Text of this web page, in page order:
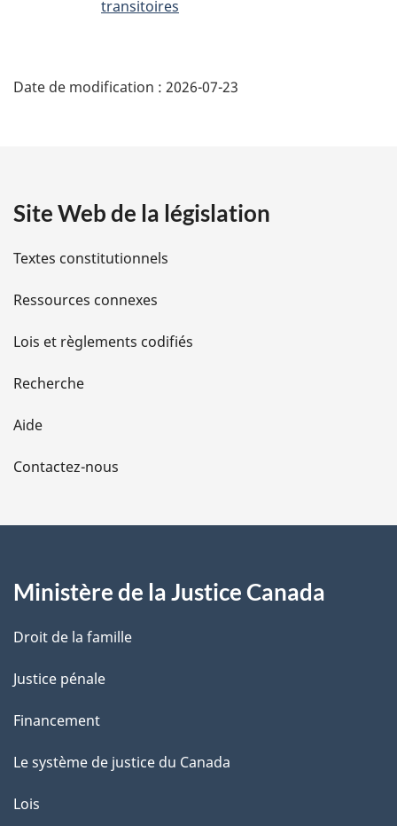
transitoires
é
i
l
s
d
e
l
a
e
Date de modification : 2026-07-23
Site Web de la législation
Textes constitutionnels
Ressources connexes
Lois et règlements codifiés
Recherche
Aide
Contactez-nous
Ministère de la Justice Canada
Droit de la famille
Justice pénale
Financement
Le système de justice du Canada
Lois